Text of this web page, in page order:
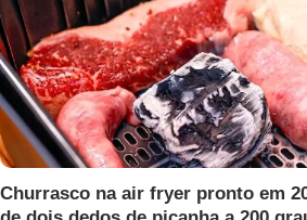
Churrasco na air fryer pronto em